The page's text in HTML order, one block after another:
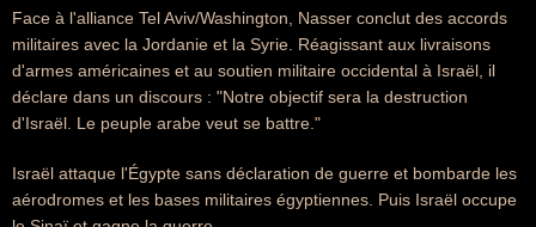
Face à l'alliance Tel Aviv/Washington, Nasser conclut des accords
militaires avec la Jordanie et la Syrie. Réagissant aux livraisons
d'armes américaines et au soutien militaire occidental à Israël, il
déclare dans un discours : "Notre objectif sera la destruction
d'Israël. Le peuple arabe veut se battre."
Israël attaque l'Égypte sans déclaration de guerre et bombarde les
aérodromes et les bases militaires égyptiennes. Puis Israël occupe